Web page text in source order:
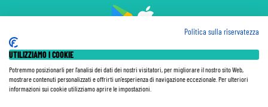
Assicurazione
Le Tariffe pubblicate si intendono per persona (p.p.) con Tasse e Diritti Portuali inclusi. Le quote di
Politica sulla riservatezza
UTILIZZIAMO I COOKIE
Potremmo posizionarli per l'analisi dei dati dei nostri visitatori, per migliorare il nostro sito Web,
mostrare contenuti personalizzati e offrirti un'esperienza di navigazione eccezionale. Per ulteriori
informazioni sui cookie utilizziamo aprire le impostazioni.